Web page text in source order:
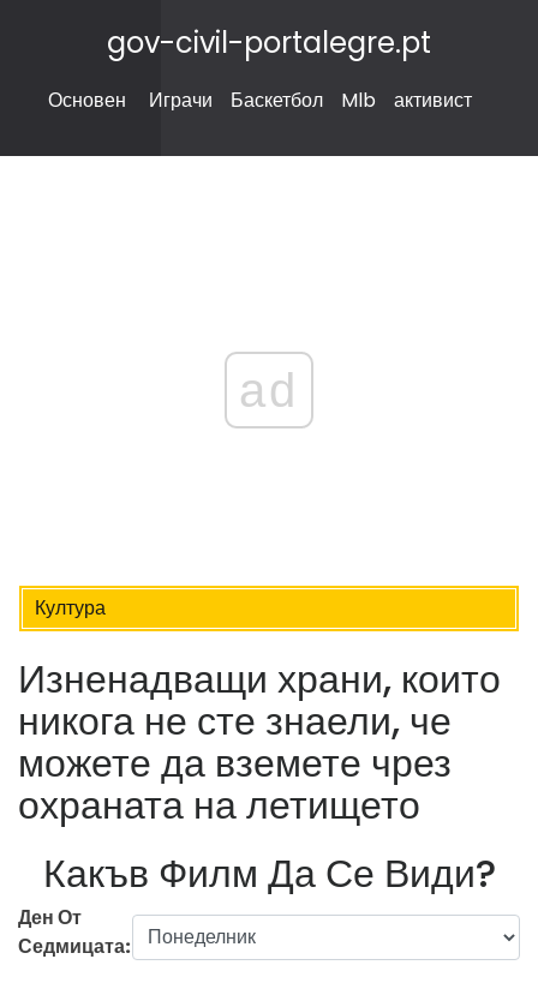
gov-civil-portalegre.pt
Основен Играчи Баскетбол Mlb активист
ad
Култура
Изненадващи храни, които
никога не сте знаели, че
можете да вземете чрез
охраната на летището
Какъв Филм Да Се Види?
Ден От
Седмицата: